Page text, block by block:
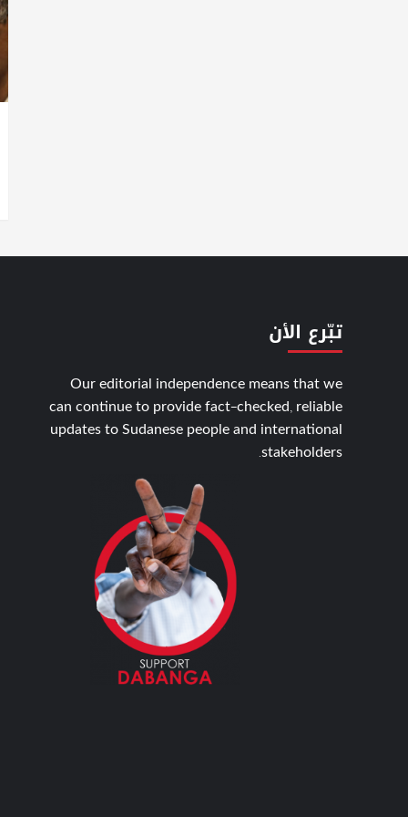
تبّرع الأن
Our editorial independence means that we
can continue to provide fact-checked, reliable
updates to Sudanese people and international
stakeholders.